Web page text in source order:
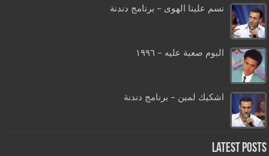
نسم علينا الهوى – برنامج دندنة
البوم صعبة عليه – ١٩٩٦
اشكيك لمين – برنامج دندنة
Latest Posts